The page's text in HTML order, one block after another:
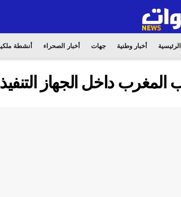
الرئيسية أخبار وطنية جهات أخبار الصحراء أنشطة
المغرب داخل الجهاز التنفيذي